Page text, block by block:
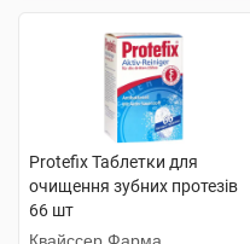
Protefix Таблетки для
очищення зубних протезів
66 шт